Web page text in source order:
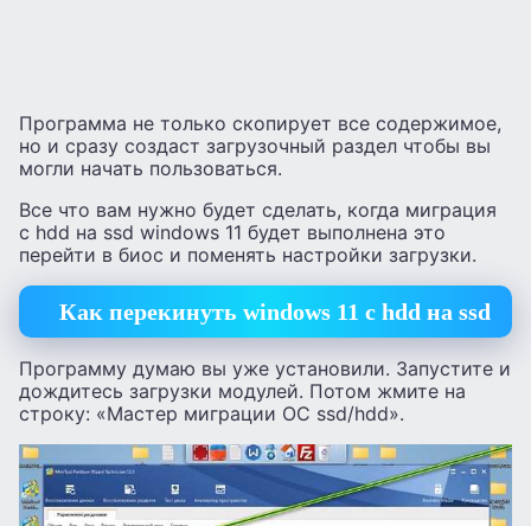
Программа не только скопирует все содержимое,
но и сразу создаст загрузочный раздел чтобы вы
могли начать пользоваться.
Все что вам нужно будет сделать, когда миграция
с hdd на ssd windows 11 будет выполнена это
перейти в биос и поменять настройки загрузки.
Как перекинуть windows 11 с hdd на ssd
Программу думаю вы уже установили. Запустите и
дождитесь загрузки модулей. Потом жмите на
строку: «Мастер миграции ОС ssd/hdd».